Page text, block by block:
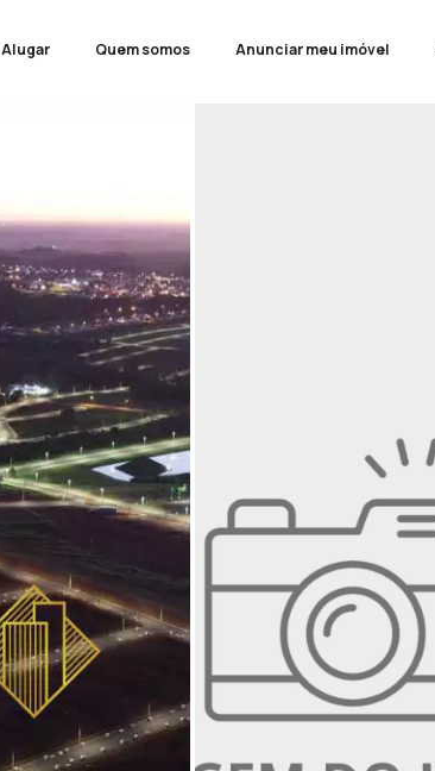
Alugar Quem somos Anunciar meu imóvel